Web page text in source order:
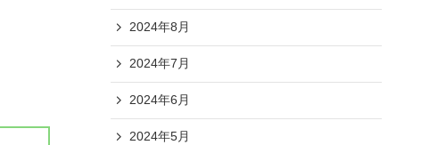
2024年8月
2024年7月
2024年6月
2024年5月